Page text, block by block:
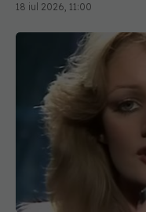
Bonnie Tyler a murit
09 iul 2026, 13:50